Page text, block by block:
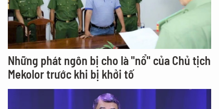
Những phát ngôn bị cho là "nổ" của Chủ tịch
Mekolor trước khi bị khởi tố